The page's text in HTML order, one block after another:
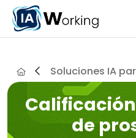
Soluciones IA
de